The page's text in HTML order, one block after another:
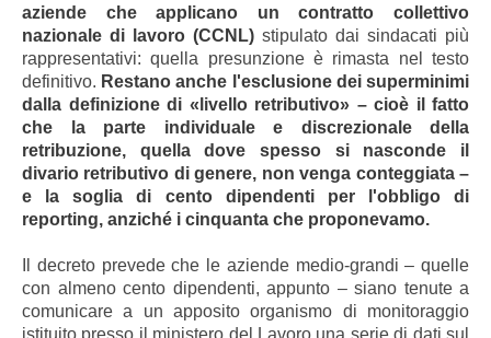
aziende che applicano un contratto collettivo
nazionale di lavoro (CCNL) stipulato dai sindacati più
rappresentativi: quella presunzione è rimasta nel testo
definitivo. Restano anche l'esclusione dei superminimi
dalla definizione di «livello retributivo» – cioè il fatto
che la parte individuale e discrezionale della
retribuzione, quella dove spesso si nasconde il
divario retributivo di genere, non venga conteggiata –
e la soglia di cento dipendenti per l'obbligo di
reporting, anziché i cinquanta che proponevamo.
Il decreto prevede che le aziende medio-grandi – quelle
con almeno cento dipendenti, appunto – siano tenute a
comunicare a un apposito organismo di monitoraggio
istituito presso il ministero del Lavoro una serie di dati sul